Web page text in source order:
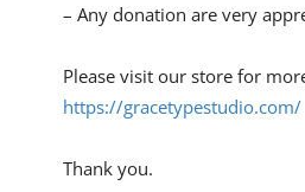
– Any donation are very
Please visit our store for
https://gracetypestudio.com/
Thank you.